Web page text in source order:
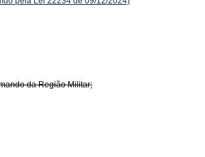
da Região Militar;